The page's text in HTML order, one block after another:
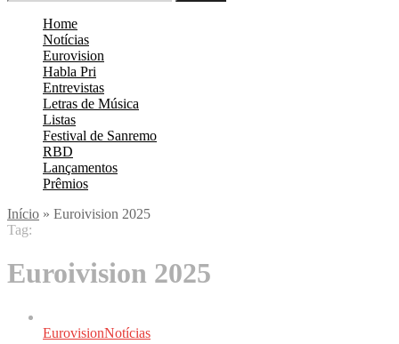
Home
Notícias
Eurovision
Habla Pri
Entrevistas
Letras de Música
Listas
Festival de Sanremo
RBD
Lançamentos
Prêmios
Início » Euroivision 2025
Tag:
Euroivision 2025
EurovisionNotícias